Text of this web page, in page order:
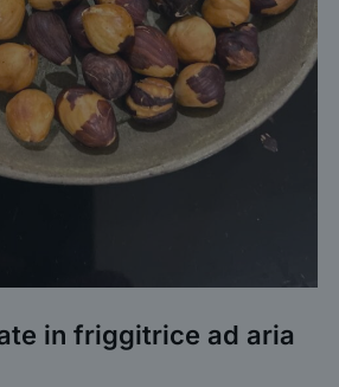
in friggitrice ad aria